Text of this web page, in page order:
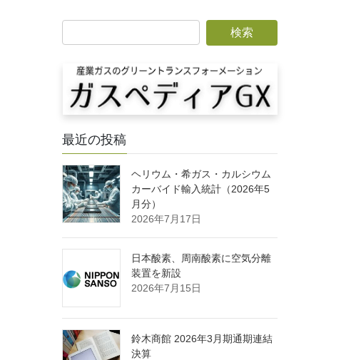
最近の投稿
ヘリウム・希ガス・カルシウム
カーバイド輸入統計（2026年5
月分）
2026年7月17日
日本酸素、周南酸素に空気分離
装置を新設
2026年7月15日
鈴木商館 2026年3月期通期連結
決算